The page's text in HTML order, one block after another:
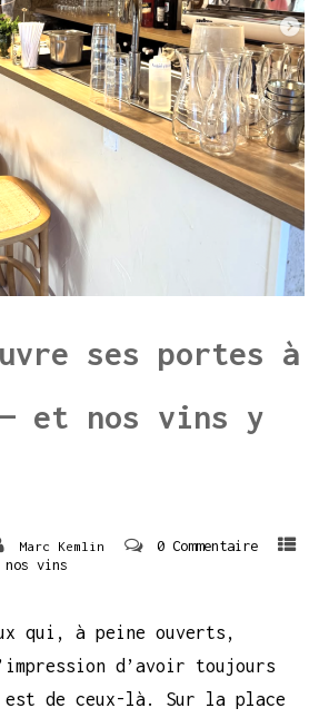
ses portes à
— et nos vins y
Marc Kemlin
0 Commentaire
nos vins
qui, à peine ouverts,
d’avoir toujours
de ceux-là. Sur la place